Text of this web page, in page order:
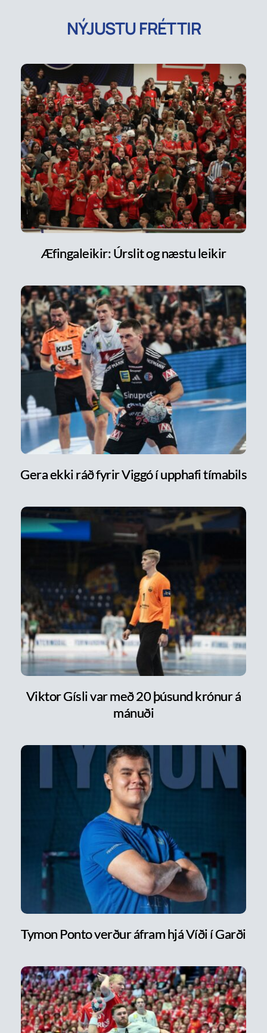
NÝJUSTU FRÉTTIR
Æfingaleikir: Úrslit og næstu leikir
Gera ekki ráð fyrir Viggó í upphafi tímabils
Viktor Gísli var með 20 þúsund krónur á
mánuði
Tymon Ponto verður áfram hjá Víði í Garði